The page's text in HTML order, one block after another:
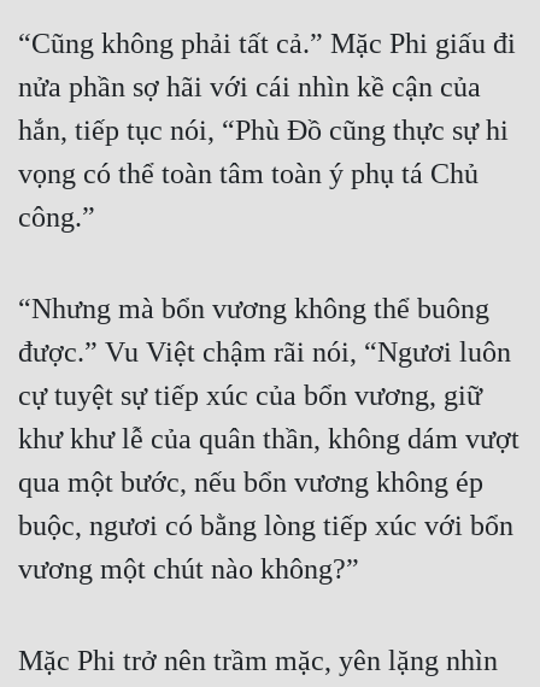
Lịch Sử
Mưu Mô
Mạt Thế
Mỹ Thực
Ngược
Nữ Cường
Nữ Phụ
Quân Sự
“Cũng không phải tất cả.” Mặc Phi giấu đi
nửa phần sợ hãi với cái nhìn kề cận của
hắn, tiếp tục nói, “Phù Đồ cũng thực sự hi
vọng có thể toàn tâm toàn ý phụ tá Chủ
công.”
“Nhưng mà bổn vương không thể buông
được.” Vu Việt chậm rãi nói, “Ngươi luôn
cự tuyệt sự tiếp xúc của bổn vương, giữ
khư khư lễ của quân thần, không dám vượt
qua một bước, nếu bổn vương không ép
buộc, ngươi có bằng lòng tiếp xúc với bổn
vương một chút nào không?”
Mặc Phi trở nên trầm mặc, yên lặng nhìn